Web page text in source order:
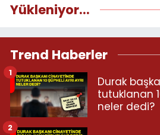
Yükleniyor...
Trend Haberler
Durak
tutuklanan
neler dedi?
1
2